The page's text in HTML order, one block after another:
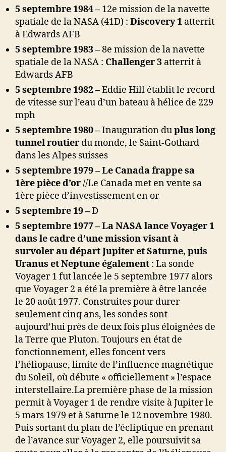
5 septembre 1984 – 12e mission de la navette
spatiale de la NASA (41D) : Discovery 1 atterrit
à Edwards AFB
5 septembre 1983 –8e mission de la navette
spatiale de la NASA : Challenger 3 atterrit à
Edwards AFB
5 septembre 1982 –Eddie Hill établit le record
de vitesse sur l’eau d’un bateau à hélice de 229
mph
5 septembre 1980 –Inauguration duplus long
tunnel routier du monde, le Saint-Gothard
dans les Alpes suisses
5 septembre 1979 – Le Canada frappe sa
1ère pièce d’or//Le Canada met en vente sa
1ère pièce d’investissement en or
5 septembre 19 –D
5 septembre 1977 – La NASA lance Voyager 1
dans le cadre d’une mission visant à
survoler au départ Jupiter et Saturne, puis
Uranus et Neptune également : La sonde
Voyager 1 fut lancée le 5 septembre 1977 alors
que Voyager 2 a été la première à être lancée
le 20 août 1977. Construites pour durer
seulement cinq ans, les sondes sont
aujourd’hui près de deux fois plus éloignées de
la Terre que Pluton. Toujours en état de
fonctionnement, elles foncent vers
l’héliopause, limite de l’influence magnétique
du Soleil, où débute « officiellement » l’espace
interstellaire.La première phase de la mission
permit à Voyager 1 de rendre visite à Jupiter le
5 mars 1979 et à Saturne le 12 novembre 1980.
Puis sortant du plan de l’écliptique en prenant
de l’avance sur Voyager 2, elle poursuivit sa